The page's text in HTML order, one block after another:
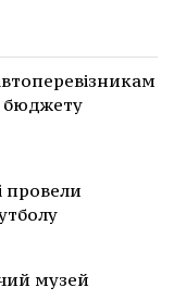
бюджету
провели
музей